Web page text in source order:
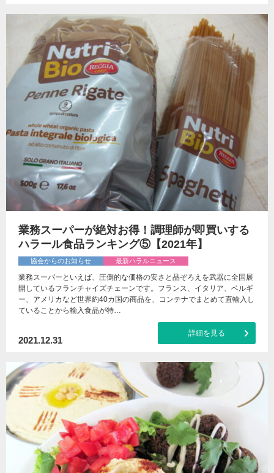
業務スーパーが絶対お得！調理師が即買いする
ハラール食品ランキング⑤【2021年】
協会からのお知らせ 最新ハラルニュース
業務スーパーといえば、圧倒的な価格の安さと品ぞろえを武器に全国展
開しているフランチャイズチェーンです。フランス、イタリア、ベルギ
ー、アメリカなど世界約40カ国の商品を、コンテナでまとめて直輸入し
ていることから輸入食品が特…
2021.12.31
詳細を見る